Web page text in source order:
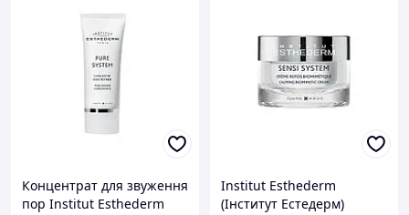
Концентрат для звуження
пор Institut Esthederm
Institut Esthederm
(Інститут Естедерм)